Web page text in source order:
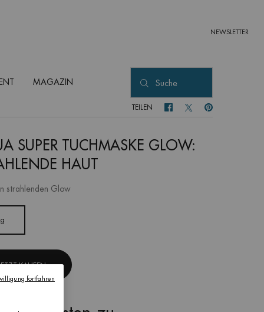
NEWSLETTER
MAGAZIN Suche
TEILEN TEILEN FACEBOOK
TEILEN TWITTER
TEILEN PINTEREST
SUPER TUCHMASKE GLOW:
HAUT
strahlenden Glow
1 von 1
KAUFEN
fortfahren